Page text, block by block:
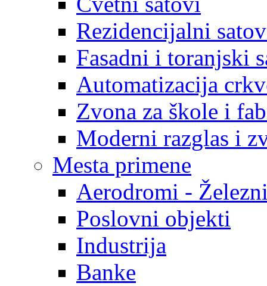
Rezidencijalni
Fasadni i toranjski
Automatizacija
Zvona za škole i
Moderni razglas i
Mesta primene
Aerodromi -
Poslovni objekti
Industrija
Banke